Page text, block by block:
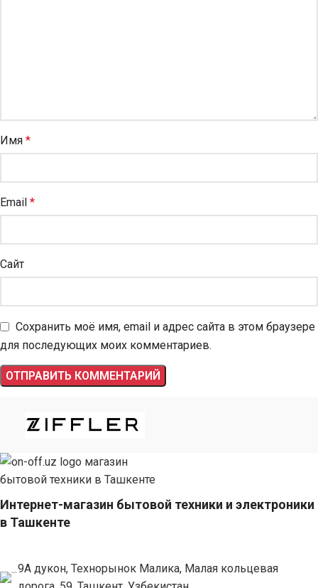
Имя *
Email *
Сайт
Сохранить моё имя, email и адрес сайта в этом браузере
для последующих моих комментариев.
Интернет-магазин бытовой техники и электроники
в Ташкенте
9А дукон, Технорынок Малика, Малая кольцевая